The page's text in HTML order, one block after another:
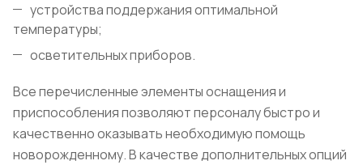
устройства поддержания оптимальной
температуры;
осветительных приборов.
Все перечисленные элементы оснащения и
приспособления позволяют персоналу быстро и
качественно оказывать необходимую помощь
новорожденному. В качестве дополнительных опций